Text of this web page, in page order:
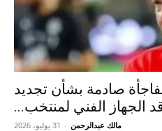
صادمة بشأن تجديد
الجهاز الفني لمنتخب...
مالك عبدالرحمن - 31 يوليو، 2026